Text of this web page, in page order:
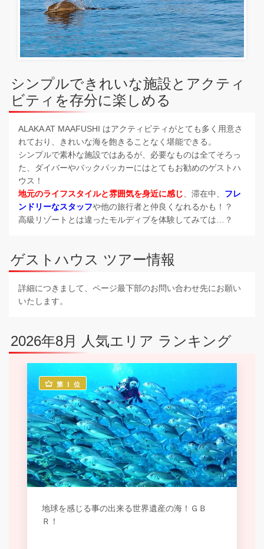
シンプルできれいな施設とアクティ
ビティを存分に楽しめる
ALAKA AT MAAFUSHI はアクティビティがとても多く用意さ
れており、きれいな海を飽きることなく堪能できる。
シンプルで素朴な施設ではあるが、必要なものは全てそろっ
た、ダイバーやバックパッカーにはとてもお勧めのゲストハ
ウス！
地元のライフスタイルと雰囲気を身近に感じ 、滞在中、 フレ
ンドリーなスタッフや他の旅行者と仲良くなれるかも！？
高級リゾートとは違ったモルディブを体験してみては…？
ゲストハウス ツアー情報
詳細につきまして、ページ最下部のお問い合わせ先にお願い
いたします。
2026年8月 人気エリア ランキング
第 1 位
地球を感じる事の出来る世界遺産の海！ＧＢ
Ｒ！